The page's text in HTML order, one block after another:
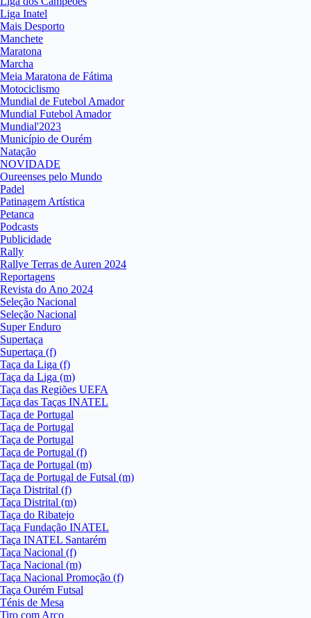
Liga Inatel
Mais Desporto
Manchete
Maratona
Marcha
Meia Maratona de Fátima
Motociclismo
Mundial de Futebol Amador
Mundial Futebol Amador
Mundial'2023
Município de Ourém
Natação
NOVIDADE
Oureenses pelo Mundo
Padel
Patinagem Artística
Petanca
Podcasts
Publicidade
Rally
Rallye Terras de Auren 2024
Reportagens
Revista do Ano 2024
Seleção Nacional
Seleção Nacional
Super Enduro
Supertaça
Supertaça (f)
Taça da Liga (f)
Taça da Liga (m)
Taça das Regiões UEFA
Taça das Taças INATEL
Taça de Portugal
Taça de Portugal
Taça de Portugal
Taça de Portugal (f)
Taça de Portugal (m)
Taça de Portugal de Futsal (m)
Taça Distrital (f)
Taça Distrital (m)
Taça do Ribatejo
Taça Fundação INATEL
Taça INATEL Santarém
Taça Nacional (f)
Taça Nacional (m)
Taça Nacional Promoção (f)
Taça Ourém Futsal
Ténis de Mesa
Tiro com Arco